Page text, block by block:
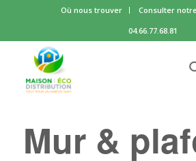
Où nous trouver
Consulter
04.66.77.68.81
Mur &